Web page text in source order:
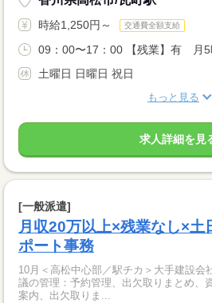
時給1,250円～ 交通費全額支給
09：00〜17：00 【残業】有 月5
土曜日 日曜日 祝日
もっと見る
求人詳細を見
[一般派遣]
月収20万以上×残業なし×
ポート事務
10月＜高松中心部／駅チカ＞大手建設会
議の管理：予約管理、出欠取りまとめ、
案内、出欠取りま...